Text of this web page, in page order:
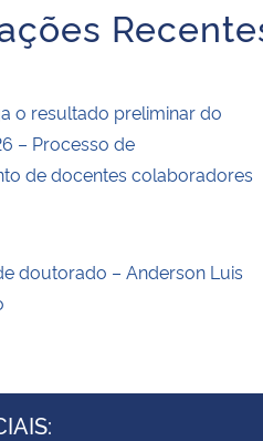
o resultado preliminar do
– Processo de
de docentes colaboradores
doutorado – Anderson Luis